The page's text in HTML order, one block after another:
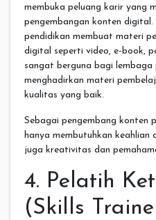
membuka peluang karir yang
pengembangan konten digital.
pendidikan membuat materi
digital seperti video, e-book,
sangat berguna bagi lembaga
menghadirkan materi
kualitas yang baik.
Sebagai pengembang konten
hanya membutuhkan
juga kreativitas dan
4. Pelatih
(Skills